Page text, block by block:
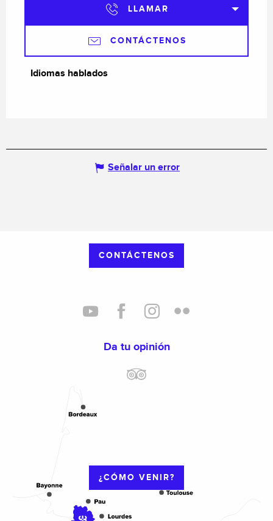
LLAMAR
CONTÁCTENOS
Idiomas hablados
Idiomas hablados
Señalar un error
CONTÁCTENOS
Da tu opinión
¿CÓMO VENIR?